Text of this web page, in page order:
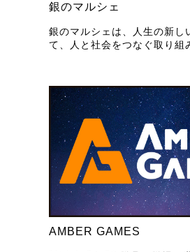
銀のマルシェ
銀のマルシェは、人生の新し
て、人と社会をつなぐ取り組
AMBER GAMES